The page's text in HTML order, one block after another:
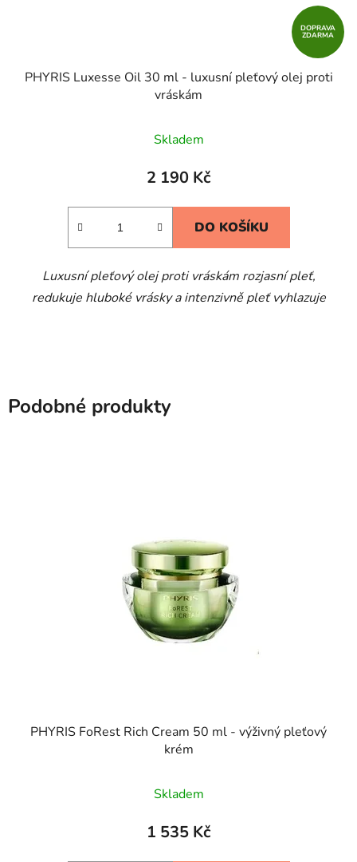
DOPRAVA
ZDARMA
PHYRIS Luxesse Oil 30 ml - luxusní pleťový olej proti
vráskám
Skladem
2 190 Kč
DO KOŠÍKU
Luxusní pleťový olej proti vráskám rozjasní pleť,
redukuje hluboké vrásky a intenzivně pleť vyhlazuje
Podobné produkty
PHYRIS FoRest Rich Cream 50 ml - výživný pleťový
krém
Skladem
1 535 Kč